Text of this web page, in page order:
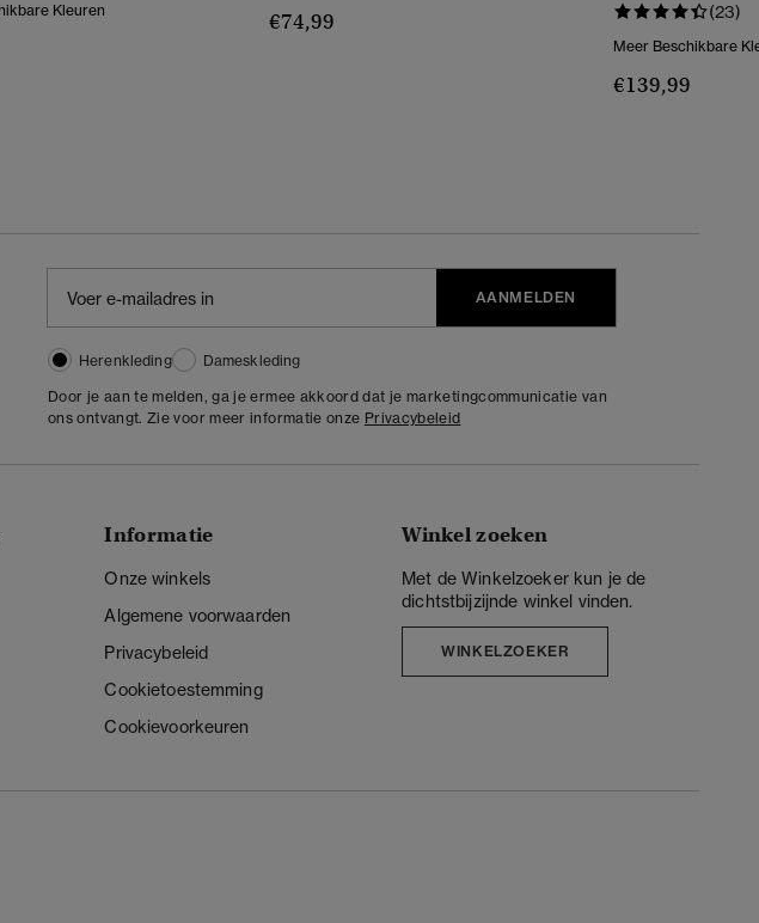
Kleuren €74,99 (23)
Meer Beschikbare
€139,99
AANMELDEN
Herenkleding
Dameskleding
Door je aan te melden, ga je ermee akkoord dat je marketingcommunicatie van
ons ontvangt. Zie voor meer informatie onze Privacybeleid
Informatie
Onze winkels
Algemene voorwaarden
Privacybeleid
Cookietoestemming
Cookievoorkeuren
Winkel zoeken
Met de Winkelzoeker kun je de
dichtstbijzijnde winkel vinden.
WINKELZOEKER